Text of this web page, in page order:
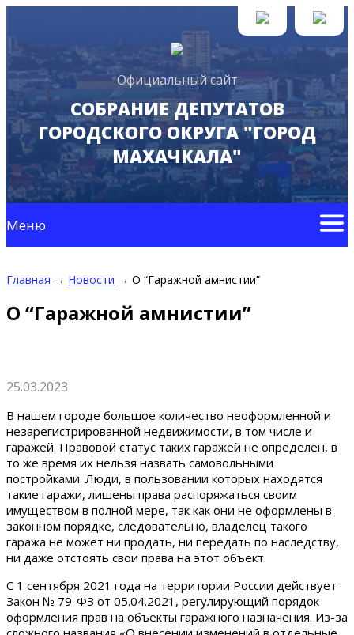
Официальный сайт
СОБРАНИЕ ДЕПУТАТОВ
ГОРОДСКОГО ОКРУГА "ГОРОД
МАХАЧКАЛА"
Меню
Главная → Новости → О “Гаражной амнистии”
О “Гаражной амнистии”
25.03.2023
В нашем городе большое количество неоформленной и
незарегистрированной недвижимости, в том числе и
гаражей. Правовой статус таких гаражей не определен, в
то же время их нельзя назвать самовольными
постройками. Люди, в пользовании которых находятся
такие гаражи, лишены права распоряжаться своим
имуществом в полной мере, так как они не оформлены в
законном порядке, следовательно, владелец такого
гаража не может ни продать, ни передать по наследству,
ни даже отстоять свои права на этот объект.
С 1 сентября 2021 года на территории России действует
Закон № 79-ФЗ от 05.04.2021, регулирующий порядок
оформления прав на объекты гаражного назначения. Из-за